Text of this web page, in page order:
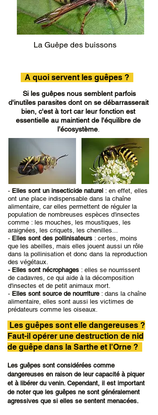
La Guêpe des buissons
A quoi servent les guêpes ?
Si les guêpes nous semblent parfois
d'inutiles parasites dont on se débarrasserait
bien, c'est à tort car leur fonction est
essentielle au maintient de l'équilibre de
l’écosystème.
- Elles sont un insecticide naturel : en effet, elles
ont une place indispensable dans la chaîne
alimentaire, car elles permettent de réguler la
population de nombreuses espèces d'insectes
comme : les mouches, les moustiques, les
araignées, les criquets, les chenilles...
- Elles sont des pollinisateurs : certes, moins
que les abeilles, mais elles jouent aussi un rôle
dans la pollinisation et donc dans la reproduction
des végétaux.
- Elles sont nécrophages : elles se nourrissent
de cadavres, ce qui aide à la décomposition
d'insectes et de petit animaux mort.
- Elles sont source de nourriture : dans la chaîne
alimentaire, elles sont aussi les victimes de
prédateurs comme les oiseaux.
Les guêpes sont elle dangereuses ?
Faut-il opérer une destruction de nid
de guêpe dans la Sarthe et l'Orne ?
Les guêpes sont considérées comme
dangereuses en raison de leur capacité à piquer
et à libérer du venin. Cependant, il est important
de noter que les guêpes ne sont généralement
agressives que si elles se sentent menacées.